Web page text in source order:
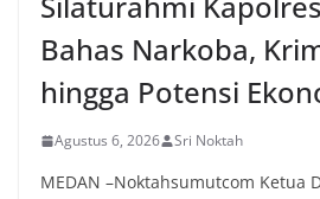
Bahas Narkoba,
hingga Potensi
Agustus 6, 2026 Sri Noktah
MEDAN –Noktahsumutcom Ketua